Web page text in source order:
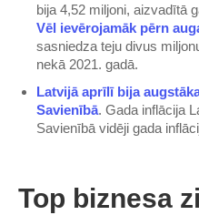
bija 4,52 miljoni, aizvadītā
Vēl ievērojamāk pērn
sasniedza teju divus
nekā 2021. gadā.
​Latvijā aprīlī bija
Savienībā​. Gada inflācija
Savienībā vidēji gada
Top biznesa